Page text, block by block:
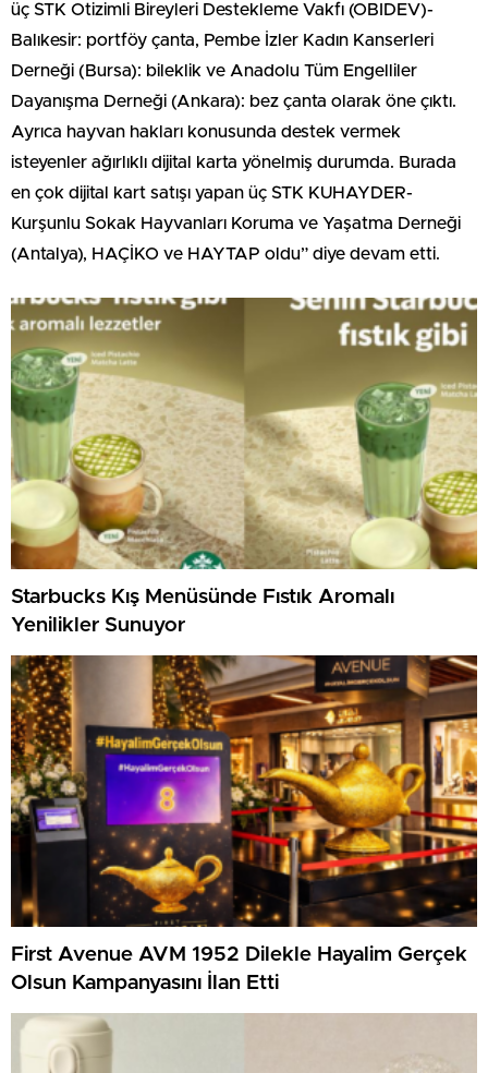
üç STK Otizimli Bireyleri Destekleme Vakfı (OBIDEV)-
Balıkesir: portföy çanta, Pembe İzler Kadın Kanserleri
Derneği (Bursa): bileklik ve Anadolu Tüm Engelliler
Dayanışma Derneği (Ankara): bez çanta olarak öne çıktı.
Ayrıca hayvan hakları konusunda destek vermek
isteyenler ağırlıklı dijital karta yönelmiş durumda. Burada
en çok dijital kart satışı yapan üç STK KUHAYDER-
Kurşunlu Sokak Hayvanları Koruma ve Yaşatma Derneği
(Antalya), HAÇİKO ve HAYTAP oldu” diye devam etti.
Starbucks Kış Menüsünde Fıstık Aromalı
Yenilikler Sunuyor
First Avenue AVM 1952 Dilekle Hayalim Gerçek
Olsun Kampanyasını İlan Etti